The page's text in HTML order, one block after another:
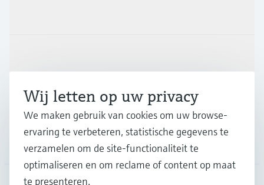
Support
Wij letten op uw privacy
We maken gebruik van cookies om uw browse-
ervaring te verbeteren, statistische gegevens te
verzamelen om de site-functionaliteit te
optimaliseren en om reclame of content op maat
te presenteren.